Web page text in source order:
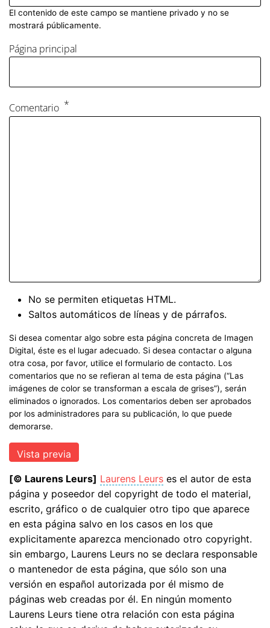
El contenido de este campo se mantiene privado y no se
mostrará públicamente.
Página principal
Comentario
No se permiten etiquetas HTML.
Saltos automáticos de líneas y de párrafos.
Si desea comentar algo sobre esta página concreta de Imagen
Digital, éste es el lugar adecuado. Si desea contactar o alguna
otra cosa, por favor, utilice el formulario de contacto. Los
comentarios que no se refieran al tema de esta página (“Las
imágenes de color se transforman a escala de grises”), serán
eliminados o ignorados. Los comentarios deben ser aprobados
por los administradores para su publicación, lo que puede
demorarse.
[© Laurens Leurs] Laurens Leurs es el autor de esta
página y poseedor del copyright de todo el material,
escrito, gráfico o de cualquier otro tipo que aparece
en esta página salvo en los casos en los que
explicitamente aparezca mencionado otro copyright.
sin embargo, Laurens Leurs no se declara responsable
o mantenedor de esta página, que sólo son una
versión en español autorizada por él mismo de
páginas web creadas por él. En ningún momento
Laurens Leurs tiene otra relación con esta página